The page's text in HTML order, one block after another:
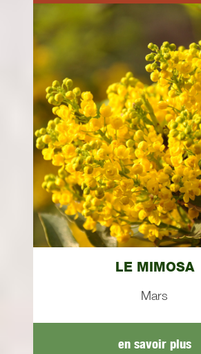
LE MIMOSA
Mars
en savoir plus